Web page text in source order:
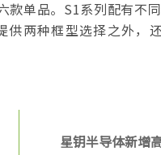
款单品。S1系列配有不
两种框型选择之外，
星钥半导体新增